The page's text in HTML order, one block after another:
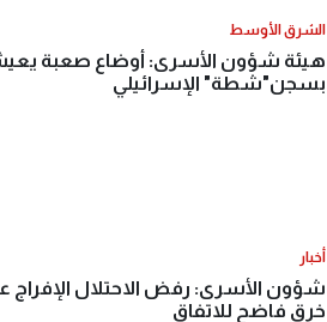
الشرق الأوسط
هيئة شؤون الأسرى: أوضاع صعبة
بسجن"شطة" الإسرائيلي
أخبار
شؤون الأسرى: رفض الاحتلال الإفراج
خرق فاضح للاتفاق